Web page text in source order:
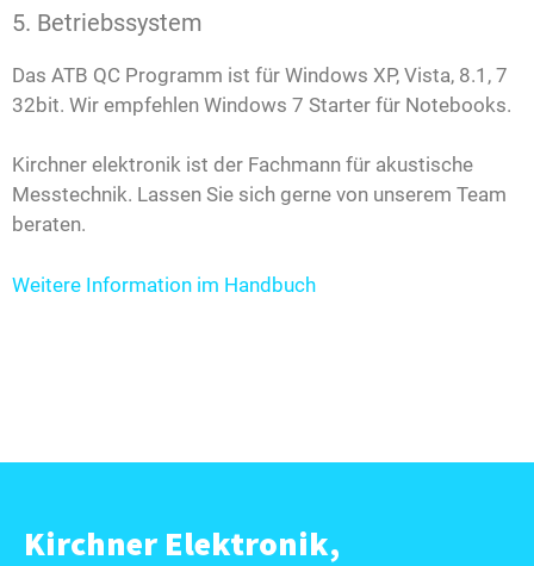
5. Betriebssystem
Das ATB QC Programm ist für Windows XP, Vista, 8.1, 7
32bit. Wir empfehlen Windows 7 Starter für Notebooks.
Kirchner elektronik ist der Fachmann für akustische
Messtechnik. Lassen Sie sich gerne von unserem Team
beraten.
Weitere Information im Handbuch
Kirchner Elektronik,